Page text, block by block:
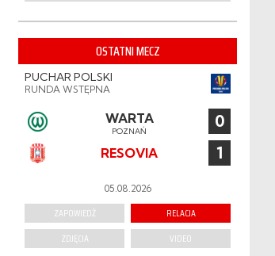
OSTATNI MECZ
PUCHAR POLSKI
RUNDA WSTĘPNA
WARTA
POZNAŃ 0
RESOVIA 1
05.08.2026
ZAPOWIEDŹ
RELACJA
ZDJĘCIA
VIDEO